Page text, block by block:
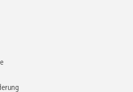
der Bau von 38 204 Wohnungen
kalenderbereinigt sind das 7,0 %